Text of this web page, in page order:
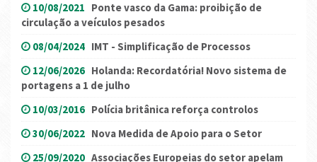
10/08/2021 Ponte vasco da Gama: proibição de
circulação a veículos pesados
08/04/2024 IMT - Simplificação de Processos
12/06/2026 Holanda: Recordatória! Novo sistema de
portagens a 1 de julho
10/03/2016 Polícia britânica reforça controlos
30/06/2022 Nova Medida de Apoio para o Setor
25/09/2020 Associações Europeias do setor apelam